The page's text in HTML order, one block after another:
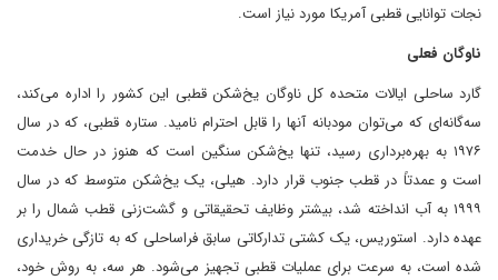
نجات توانایی قطبی آمریکا مورد نیاز است.
ناوگان فعلی
گارد ساحلی ایالات متحده کل ناوگان یخ‌شکن قطبی این کشور را اداره می‌کند،
سه‌گانه‌ای که می‌توان مودبانه آنها را قابل احترام نامید. ستاره قطبی، که در سال
۱۹۷۶ به بهره‌برداری رسید، تنها یخ‌شکن سنگین است که هنوز در حال خدمت
است و عمدتاً در قطب جنوب قرار دارد. هیلی، یک یخ‌شکن متوسط که در سال
۱۹۹۹ به آب انداخته شد، بیشتر وظایف تحقیقاتی و گشت‌زنی قطب شمال را بر
عهده دارد. استوریس، یک کشتی تدارکاتی سابق فراساحلی که به تازگی خریداری
شده است، به سرعت برای عملیات قطبی تجهیز می‌شود. هر سه، به روش خود،